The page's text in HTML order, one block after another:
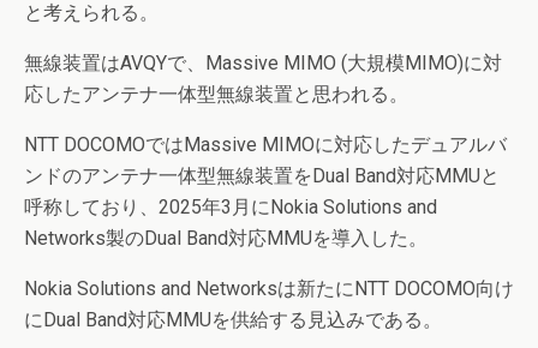
と考えられる。
無線装置はAVQYで、Massive MIMO (大規模MIMO)に対
応したアンテナ一体型無線装置と思われる。
NTT DOCOMOではMassive MIMOに対応したデュアルバ
ンドのアンテナ一体型無線装置をDual Band対応MMUと
呼称しており、2025年3月にNokia Solutions and
Networks製のDual Band対応MMUを導入した。
Nokia Solutions and Networksは新たにNTT DOCOMO向け
にDual Band対応MMUを供給する見込みである。